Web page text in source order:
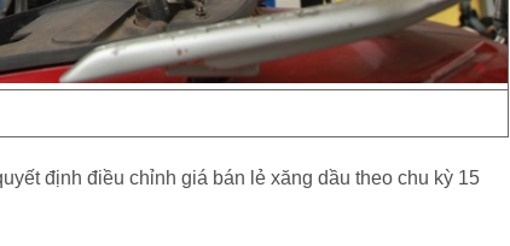
định điều chỉnh giá bán lẻ xăng dầu theo chu kỳ 15